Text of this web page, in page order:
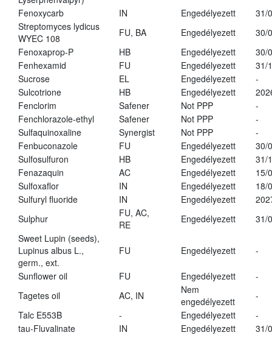
Fenoxycarb IN Engedélyezett
31/
Streptomyces lydicus
WYEC 108
FU, BA Engedélyezett
30/
Fenoxaprop-P
HB Engedélyezett
30/
Fenhexamid
FU Engedélyezett
31/
Sucrose
EL Engedélyezett
-
Sulcotrione
HB Engedélyezett
Fenclorim
Safener Not PPP
-
Fenchlorazole-ethyl
Safener Not PPP
-
Sulfaquinoxaline
Synergist Not PPP
-
Fenbuconazole
FU Engedélyezett
30/
Sulfosulfuron
HB Engedélyezett
31/
Fenazaquin
AC Engedélyezett
15/
Sulfoxaflor
IN Engedélyezett
18/
Sulfuryl fluoride
IN Engedélyezett
Sulphur
FU, AC,
RE
Engedélyezett
31/
Sweet Lupin (seeds),
Lupinus albus L.,
germ., ext.
FU Engedélyezett -
Sunflower oil FU Engedélyezett
-
Tagetes oil
AC, IN
Nem
engedélyezett
-
Talc E553B
- Engedélyezett
-
tau-Fluvalinate
IN Engedélyezett
31/